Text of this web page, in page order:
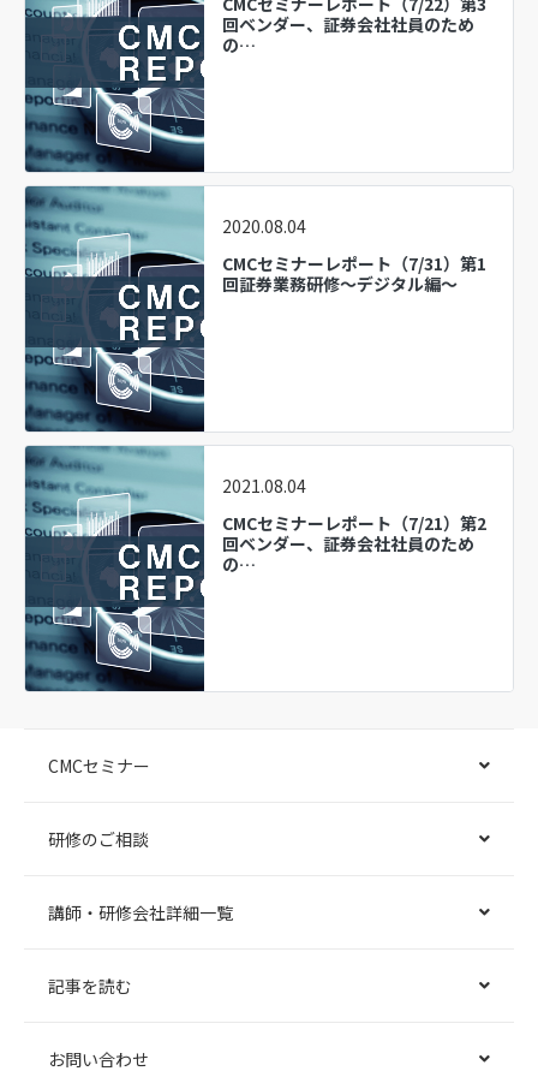
回ベンダー、証券会社社員のため
の…
2020.08.04
CMCセミナーレポート（7/31）第1
回証券業務研修～デジタル編～
2021.08.04
CMCセミナーレポート（7/21）第2
回ベンダー、証券会社社員のため
の…
CMCセミナー
研修のご相談
講師・研修会社詳細一覧
記事を読む
お問い合わせ